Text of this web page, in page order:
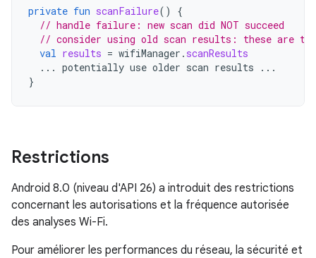
private fun scanFailure()
{
// handle failure: new scan did NOT succeed
// consider using old scan results: these are
val results = wifiManager . scanResults
... potentially use older scan results
...
}
Restrictions
Android 8.0 (niveau d'API 26) a introduit des restrictions
concernant les autorisations et la fréquence autorisée
des analyses Wi-Fi.
Pour améliorer les performances du réseau, la sécurité et